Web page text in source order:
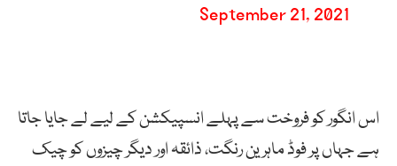
September 21, 2021
اس انگور کو فروخت سے پہلے انسپیکشن کے لیے لے جایا جاتا
ہے جہاں پر فوڈ ماہرین رنگت، ذائقہ اور دیگر چیزوں کو چیک